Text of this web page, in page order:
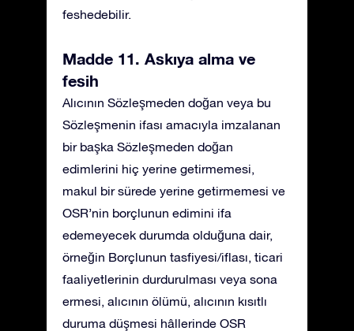
feshedebilir.
Madde 11. Askıya alma ve
fesih
Alıcının Sözleşmeden doğan veya bu
Sözleşmenin ifası amacıyla imzalanan
bir başka Sözleşmeden doğan
edimlerini hiç yerine getirmemesi,
makul bir sürede yerine getirmemesi ve
OSR’nin borçlunun edimini ifa
edemeyecek durumda olduğuna dair,
örneğin Borçlunun tasfiyesi/iflası, ticari
faaliyetlerinin durdurulması veya sona
ermesi, alıcının ölümü, alıcının kısıtlı
duruma düşmesi hâllerinde OSR